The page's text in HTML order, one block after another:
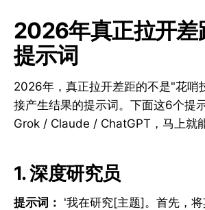
2026年真正拉开差
提示词
2026年，真正拉开差距的不是"花哨
接产生结果的提示词。下面这6个提
Grok / Claude / ChatGPT，马上就能
1. 深度研究员
提示词： '我在研究[主题]。首先，